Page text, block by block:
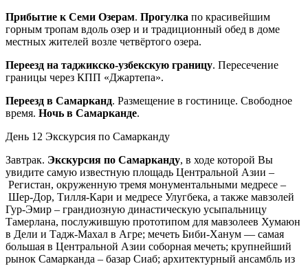
Прибытие к Семи Озерам. Прогулка по красивейшим
горным тропам вдоль озер и и традиционный обед в доме
местных жителей возле четвёртого озера.
Переезд на таджикско-узбекскую границу. Пересечение
границы через КПП «Джартепа».
Переезд в Самарканд. Размещение в гостинице. Свободное
время. Ночь в Самарканде.
День 12 Экскурсия по Самарканду
Завтрак. Экскурсия по Самарканду, в ходе которой Вы
увидите самую известную площадь Центральной Азии –
Регистан, окруженную тремя монументальными медресе –
Шер-Дор, Тилля-Кари и медресе Улугбека, а также мавзолей
Гур-Эмир – грандиозную династическую усыпальницу
Тамерлана, послужившую прототипом для мавзолеев Хумаюн
в Дели и Тадж-Махал в Агре; мечеть Биби-Ханум — самая
большая в Центральной Азии соборная мечеть; крупнейший
рынок Самарканда – базар Сиаб; архитектурный ансамбль из